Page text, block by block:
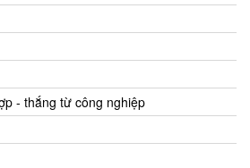
- thắng từ công nghiệp